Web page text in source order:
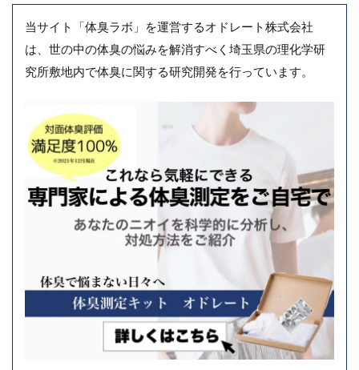
当サイト「体臭ラボ」を運営するオドレート株式会社
は、世の中の体臭の悩みを解消すべく埼玉県の理化学研
究所敷地内で体臭に関する研究開発を行っています。